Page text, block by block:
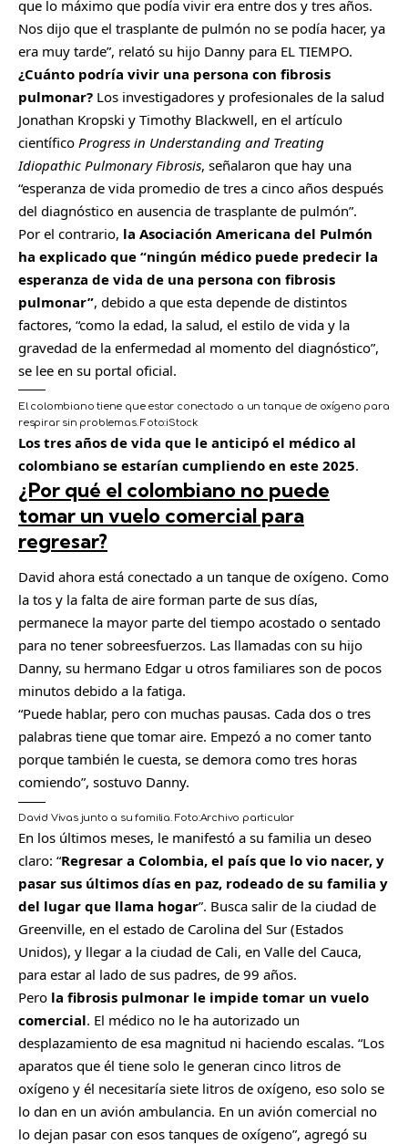
que lo máximo que podía vivir era entre dos y tres años.
Nos dijo que el trasplante de pulmón no se podía hacer, ya
era muy tarde”, relató su hijo Danny para EL TIEMPO.
¿Cuánto podría vivir una persona con fibrosis
pulmonar? Los investigadores y profesionales de la salud
Jonathan Kropski y Timothy Blackwell, en el artículo
científico Progress in Understanding and Treating
Idiopathic Pulmonary Fibrosis, señalaron que hay una
“esperanza de vida promedio de tres a cinco años después
del diagnóstico en ausencia de trasplante de pulmón”.
Por el contrario, la Asociación Americana del Pulmón
ha explicado que “ningún médico puede predecir la
esperanza de vida de una persona con fibrosis
pulmonar”, debido a que esta depende de distintos
factores, “como la edad, la salud, el estilo de vida y la
gravedad de la enfermedad al momento del diagnóstico”,
se lee en su portal oficial.
El colombiano tiene que estar conectado a un tanque de oxígeno para
respirar sin problemas. Foto:iStock
Los tres años de vida que le anticipó el médico al
colombiano se estarían cumpliendo en este 2025.
¿Por qué el colombiano no puede
tomar un vuelo comercial para
regresar?
David ahora está conectado a un tanque de oxígeno. Como
la tos y la falta de aire forman parte de sus días,
permanece la mayor parte del tiempo acostado o sentado
para no tener sobreesfuerzos. Las llamadas con su hijo
Danny, su hermano Edgar u otros familiares son de pocos
minutos debido a la fatiga.
“Puede hablar, pero con muchas pausas. Cada dos o tres
palabras tiene que tomar aire. Empezó a no comer tanto
porque también le cuesta, se demora como tres horas
comiendo”, sostuvo Danny.
David Vivas junto a su familia.Foto:Archivo particular
En los últimos meses, le manifestó a su familia un deseo
claro: “Regresar a Colombia, el país que lo vio nacer, y
pasar sus últimos días en paz, rodeado de su familia y
del lugar que llama hogar”. Busca salir de la ciudad de
Greenville, en el estado de Carolina del Sur (Estados
Unidos), y llegar a la ciudad de Cali, en Valle del Cauca,
para estar al lado de sus padres, de 99 años.
Pero la fibrosis pulmonar le impide tomar un vuelo
comercial. El médico no le ha autorizado un
desplazamiento de esa magnitud ni haciendo escalas. “Los
aparatos que él tiene solo le generan cinco litros de
oxígeno y él necesitaría siete litros de oxígeno, eso solo se
lo dan en un avión ambulancia. En un avión comercial no
lo dejan pasar con esos tanques de oxígeno”, agregó su